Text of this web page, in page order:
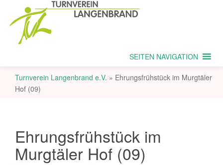
SEITEN NAVIGATION
Turnverein Langenbrand e.V. » Ehrungsfrühstück im Murgtäler
Hof (09)
Ehrungsfrühstück im
Murgtäler Hof (09)